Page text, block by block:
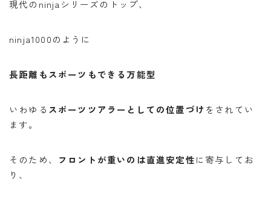
現代のninjaシリーズのトップ、
ninja1000のように
長距離もスポーツもできる万能型
いわゆる スポーツツアラーとしての位置づけをされてい
ます。
そのため、 フロントが重いのは直進安定性に寄与してお
り、